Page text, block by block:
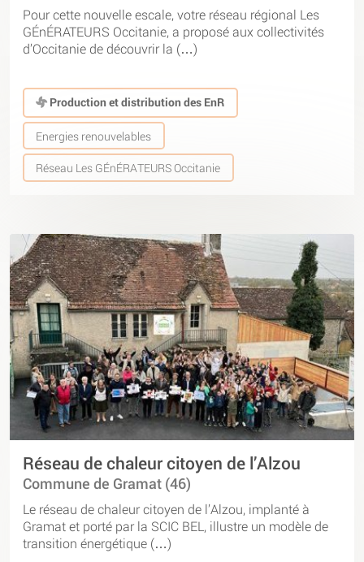
Pour cette nouvelle escale, votre réseau régional Les
GÉnÉRATEURS Occitanie, a proposé aux collectivités
d’Occitanie de découvrir la (…)
Production et distribution des EnR
Energies renouvelables
Réseau Les GÉnÉRATEURS Occitanie
Réseau de chaleur citoyen de l’Alzou
Commune de Gramat (46)
Le réseau de chaleur citoyen de l’Alzou, implanté à
Gramat et porté par la SCIC BEL, illustre un modèle de
transition énergétique (…)